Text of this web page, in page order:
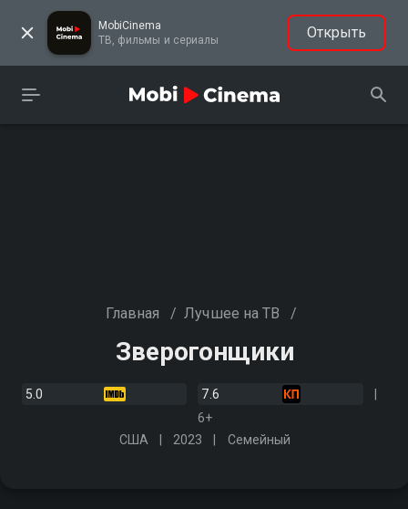
MobiCinema
ТВ, фильмы и сериалы
Открыть
Главная / Лучшее на ТВ /
Зверогонщики
5.0
7.6
6+
США
2023 Семейный